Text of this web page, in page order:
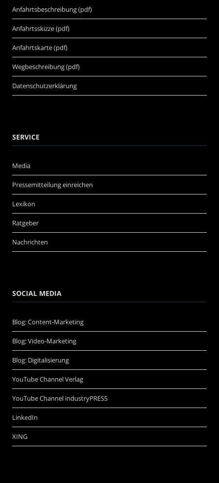
Anfahrtsbeschreibung (pdf)
Anfahrtsskizze (pdf)
Anfahrtskarte (pdf)
Wegbeschreibung (pdf)
Datenschutzerklärung
SERVICE
Media
Pressemitteilung einreichen
Lexikon
Ratgeber
Nachrichten
SOCIAL MEDIA
Blog: Content-Marketing
Blog: Video-Marketing
Blog: Digitalisierung
YouTube Channel Verlag
YouTube Channel industryPRESS
LinkedIn
XING